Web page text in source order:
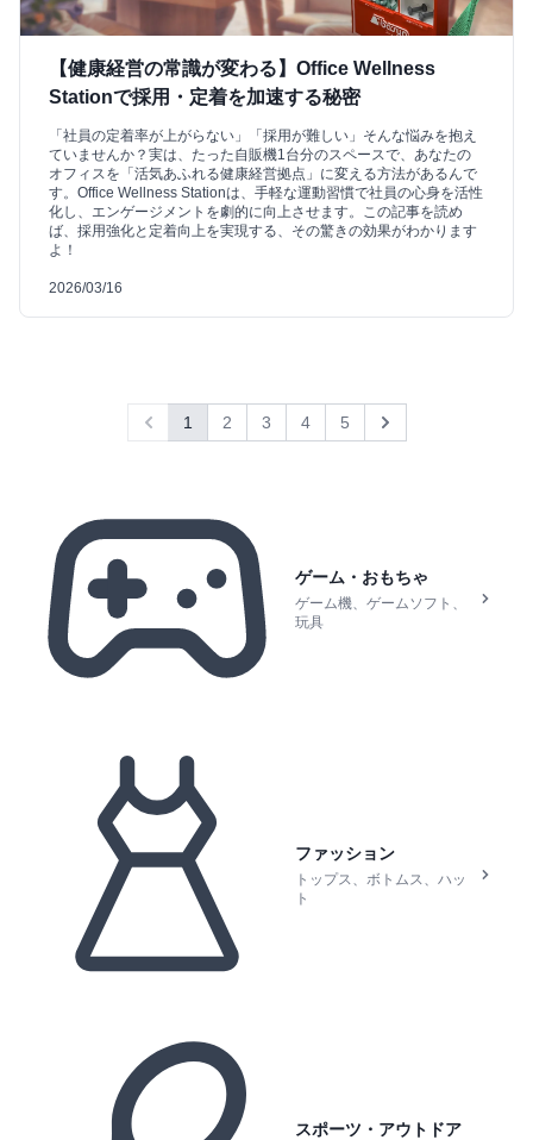
ゲーム・おもちゃ
ゲーム機、ゲームソフト、
玩具
ファッション
トップス、ボトムス、ハッ
ト
スポーツ・アウトドア
【健康経営の常識が変わる】Office Wellness
Stationで採用・定着を加速する秘密
「社員の定着率が上がらない」「採用が難しい」そんな悩みを抱え
ていませんか？実は、たった自販機1台分のスペースで、あなたの
オフィスを「活気あふれる健康経営拠点」に変える方法があるんで
す。Office Wellness Stationは、手軽な運動習慣で社員の心身を活性
化し、エンゲージメントを劇的に向上させます。この記事を読め
ば、採用強化と定着向上を実現する、その驚きの効果がわかります
よ！
2026/03/16
Previous
1 2 3 4 5 Next